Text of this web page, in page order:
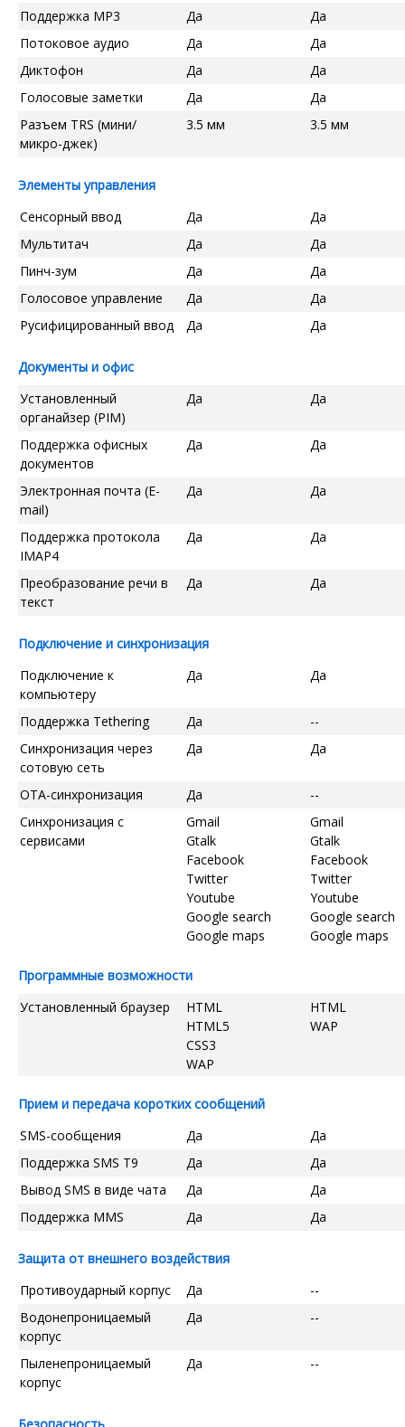
Поддержка MP3 Да
Да
Потоковое аудио
Да
Да
Диктофон
Да
Да
Голосовые заметки
Да
Да
Разъем TRS (мини/
микро-джек)
3.5 мм 3.5 мм
Элементы управления
Сенсорный ввод
Да
Да
Мультитач
Да
Да
Пинч-зум
Да
Да
Голосовое управление
Да
Да
Русифицированный ввод
Да Да
Документы и офис
Установленный
органайзер (PIM)
Да Да
Поддержка офисных
документов
Да Да
Электронная почта (E-
mail)
Да Да
Поддержка протокола
IMAP4
Да Да
Преобразование речи в
текст
Да Да
Подключение и синхронизация
Подключение к
компьютеру
Да Да
Поддержка Tethering Да
--
Синхронизация через
сотовую сеть
Да Да
OTA-синхронизация Да
--
Синхронизация с
сервисами
Gmail
Gtalk
Facebook
Twitter
Youtube
Google search
Google maps
Gmail
Gtalk
Facebook
Twitter
Youtube
Google search
Google maps
Программные возможности
Установленный браузер
HTML
HTML5
CSS3
WAP
HTML
WAP
Прием и передача коротких сообщений
SMS-сообщения
Да
Да
Поддержка SMS T9
Да
Да
Вывод SMS в виде чата
Да
Да
Поддержка MMS
Да Да
Защита от внешнего воздействия
Противоударный корпус
Да
--
Водонепроницаемый
корпус
Да --
Пыленепроницаемый
корпус
Да --